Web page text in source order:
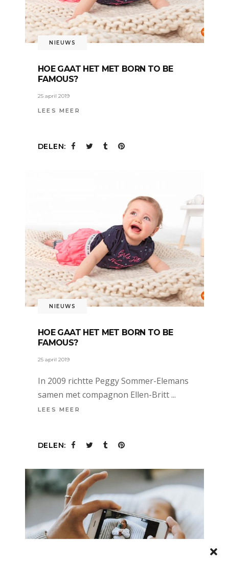
NIEUWS
HOE GAAT HET MET BORN TO BE
FAMOUS?
25 april 2019
LEES MEER
DELEN:
NIEUWS
HOE GAAT HET MET BORN TO BE
FAMOUS?
25 april 2019
In 2009 richtte Peggy Sommer-Elemans
samen met compagnon Ellen-Britt
LEES MEER
DELEN: